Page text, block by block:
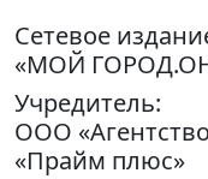
Сетевое
«МОЙ
Учредитель:
ООО
«Прайм плюс»